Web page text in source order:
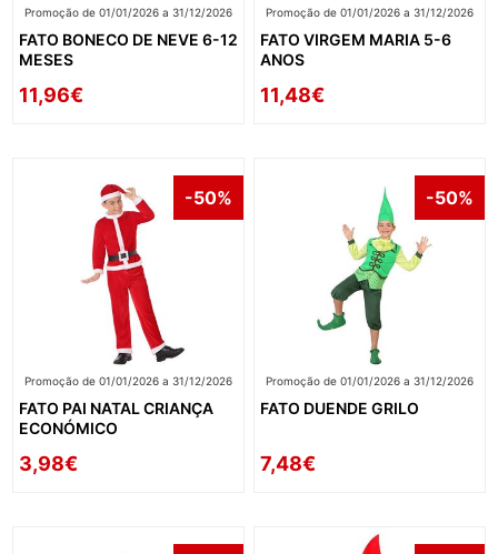
Promoção de 01/01/2026 a 31/12/2026
FATO BONECO DE NEVE 6-12
MESES
11,96€
Promoção de 01/01/2026 a 31/12/2026
FATO VIRGEM MARIA 5-6
ANOS
11,48€
-50%
Promoção de 01/01/2026 a 31/12/2026
FATO PAI NATAL CRIANÇA
ECONÓMICO
3,98€
-50%
Promoção de 01/01/2026 a 31/12/2026
FATO DUENDE GRILO
7,48€